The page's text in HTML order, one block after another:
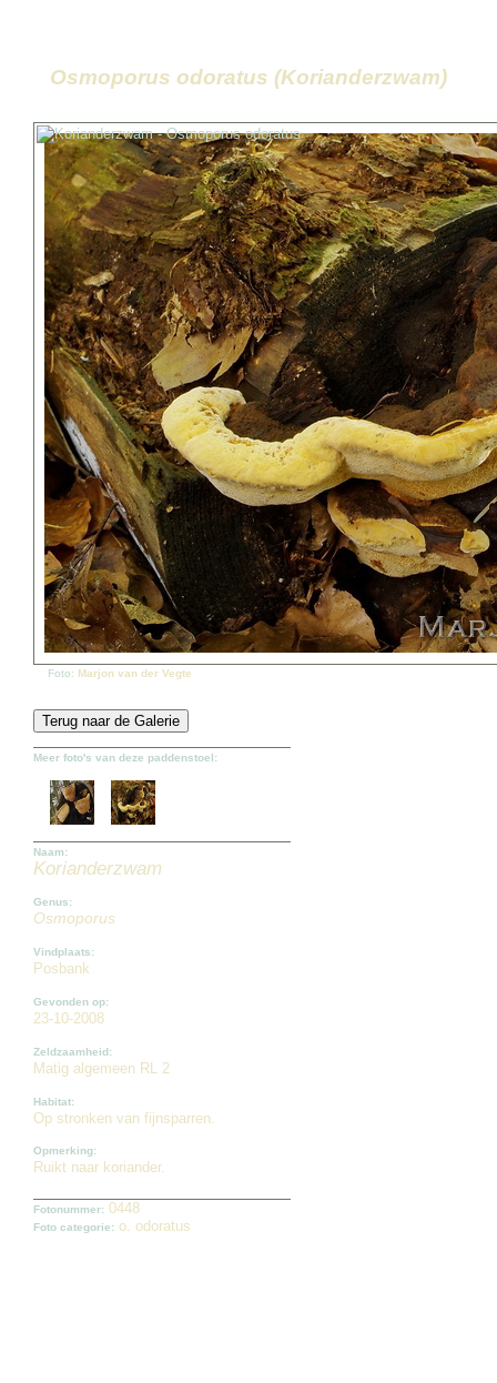
Osmoporus odoratus (Korianderzwam)
Foto: Marjon van der Vegte
Meer foto's van deze paddenstoel:
Naam:
Korianderzwam
Genus:
Osmoporus
Vindplaats:
Posbank
Gevonden op:
23-10-2008
Zeldzaamheid:
Matig algemeen RL 2
Habitat:
Op stronken van fijnsparren.
Opmerking:
Ruikt naar koriander.
Fotonummer: 0448
Foto categorie: o. odoratus